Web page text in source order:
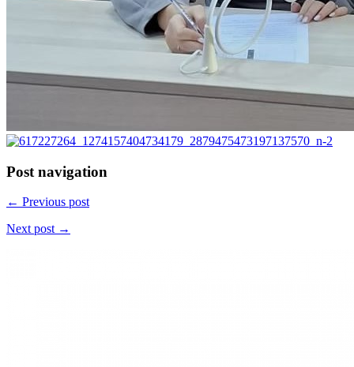
Post navigation
← Previous post
Next post →